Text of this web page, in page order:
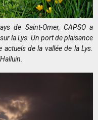
de Saint-Omer, CAPSO a
la Lys. Un port de plaisance
de la vallée de la Lys.